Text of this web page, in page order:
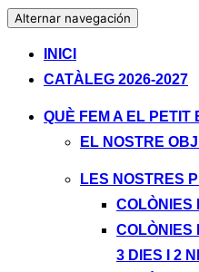
Alternar navegación
INICI
CATÀLEG 2026-2027
QUÈ FEM A EL PETIT
EL NOSTRE
LES NOSTRES
COLÒNIES
COLÒNIES
3 DIES I 2